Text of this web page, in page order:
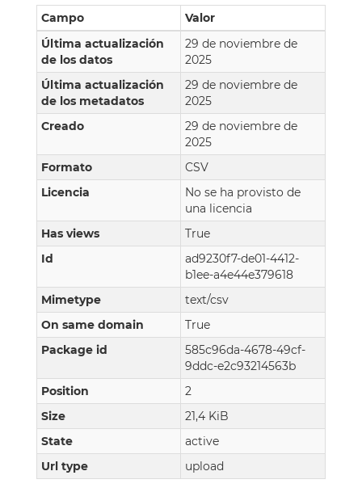
Campo
Valor
Última actualización
de los datos
29 de noviembre de
2025
Última actualización
de los metadatos
29 de noviembre de
2025
Creado
29 de noviembre de
2025
Formato
CSV
Licencia
No se ha provisto de
una licencia
Has views
True
Id
ad9230f7-de01-4412-
b1ee-a4e44e379618
Mimetype
text/csv
On same domain
True
Package id
585c96da-4678-49cf-
9ddc-e2c93214563b
Position
2
Size
21,4 KiB
State
active
Url type
upload